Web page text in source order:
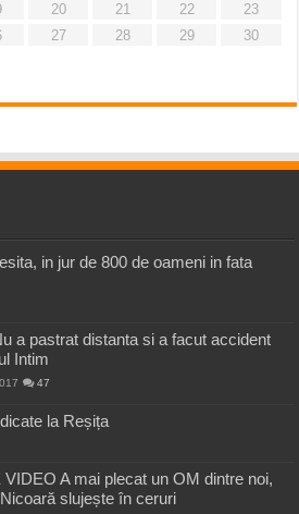
20 21 22
23
27 28 29
30
in jur de 800 de oameni in fata
a pastrat distanta si a facut accident
Intim
47
la Reșița
VIDEO A mai plecat un OM dintre noi,
slujește în ceruri